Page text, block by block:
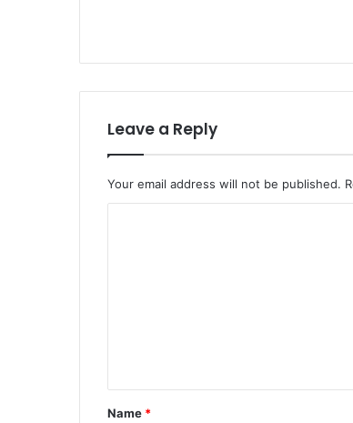
Leave a Reply
Your email address will not be published.
*
Name *